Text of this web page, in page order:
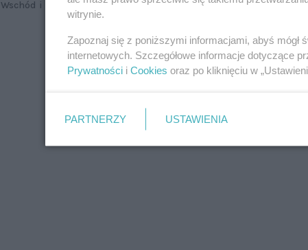
Wschód i Zabiele Zachód.
witrynie.
Zapoznaj się z poniższymi informacjami, abyś
internetowych. Szczegółowe informacje dotyczące
Prywatności i Cookies oraz po kliknięciu w
PARTNERZY USTAWIENIA